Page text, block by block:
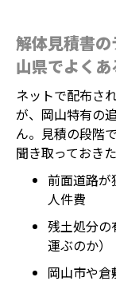
解体見積書
山県でよく
ネットで配布さ
が、岡山特有の
ん。見積の段階
聞き取っておき
前面道路が
人件費
残土処分の
運ぶのか）
岡山市や